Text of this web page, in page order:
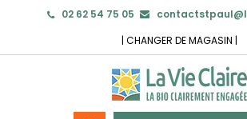
02 62 54 75 05
| CHANGER DE MAGASIN |